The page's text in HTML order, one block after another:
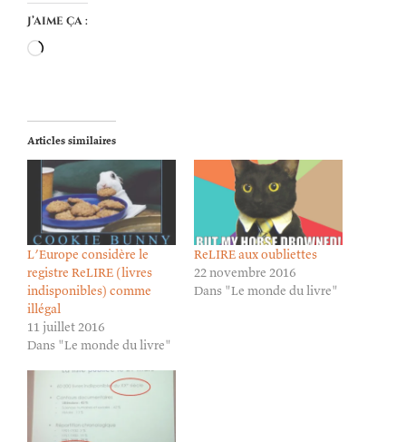
J’aime ça :
Chargement…
Articles similaires
L’Europe considère le
registre ReLIRE (livres
indisponibles) comme
illégal
11 juillet 2016
Dans "Le monde du livre"
ReLIRE aux oubliettes
22 novembre 2016
Dans "Le monde du livre"